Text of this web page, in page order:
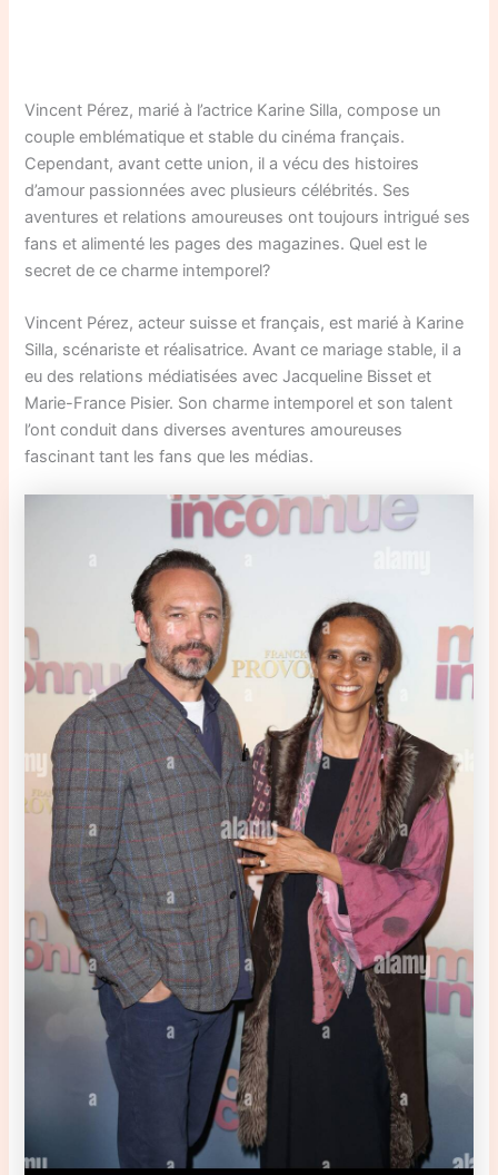
Vincent Pérez, marié à l’actrice Karine Silla, compose un
couple emblématique et stable du cinéma français.
Cependant, avant cette union, il a vécu des histoires
d’amour passionnées avec plusieurs célébrités. Ses
aventures et relations amoureuses ont toujours intrigué ses
fans et alimenté les pages des magazines. Quel est le
secret de ce charme intemporel?
Vincent Pérez, acteur suisse et français, est marié à Karine
Silla, scénariste et réalisatrice. Avant ce mariage stable, il a
eu des relations médiatisées avec Jacqueline Bisset et
Marie-France Pisier. Son charme intemporel et son talent
l’ont conduit dans diverses aventures amoureuses
fascinant tant les fans que les médias.